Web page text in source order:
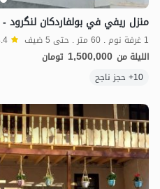
منزل ريفي في بولفاردكان لنگرود
1 غرفة نوم . 60 متر . حتى 5 ضيف
الليلة من 1,500,000 تومان
10+ حجز ناجح